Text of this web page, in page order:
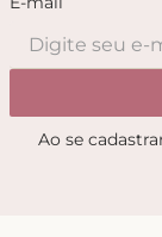
Ao se